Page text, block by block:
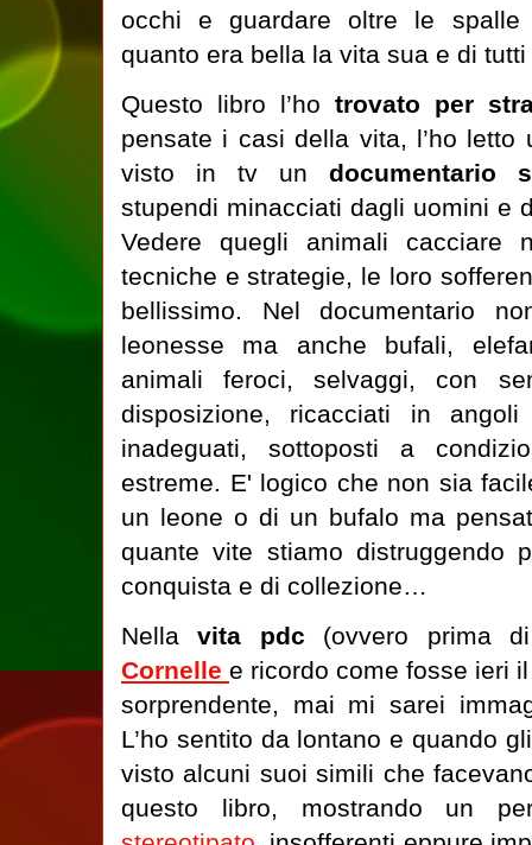
occhi e guardare oltre le spalle
quanto era bella la vita sua e di
Questo libro l’ho trovato per
pensate i casi della vita, l’ho letto
visto in tv un documentario
stupendi minacciati dagli uomini e
Vedere quegli animali
tecniche e strategie, le loro
bellissimo. Nel documentario
leonesse ma anche bufali,
animali feroci, selvaggi, con
disposizione, ricacciati in
inadeguati, sottoposti a
estreme. E' logico che non sia
un leone o di un bufalo ma
quante vite stiamo distruggendo
conquista e di collezione…
Nellavita pdc (ovvero prima
Cornelle e ricordo come fosse ieri
sorprendente, mai mi sarei
L’ho sentito da lontano e quando
visto alcuni suoi simili che
questo libro, mostrando un